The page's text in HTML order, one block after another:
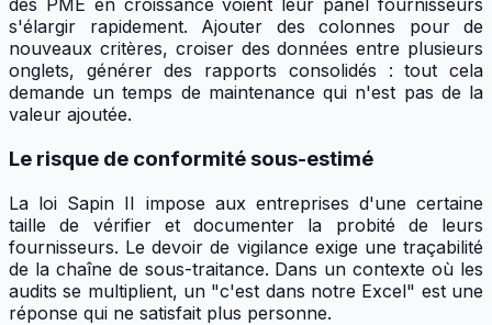
des PME en croissance voient leur panel fournisseurs
s'élargir rapidement. Ajouter des colonnes pour de
nouveaux critères, croiser des données entre plusieurs
onglets, générer des rapports consolidés : tout cela
demande un temps de maintenance qui n'est pas de la
valeur ajoutée.
Le risque de conformité sous-estimé
La loi Sapin II impose aux entreprises d'une certaine
taille de vérifier et documenter la probité de leurs
fournisseurs. Le devoir de vigilance exige une traçabilité
de la chaîne de sous-traitance. Dans un contexte où les
audits se multiplient, un "c'est dans notre Excel" est une
réponse qui ne satisfait plus personne.